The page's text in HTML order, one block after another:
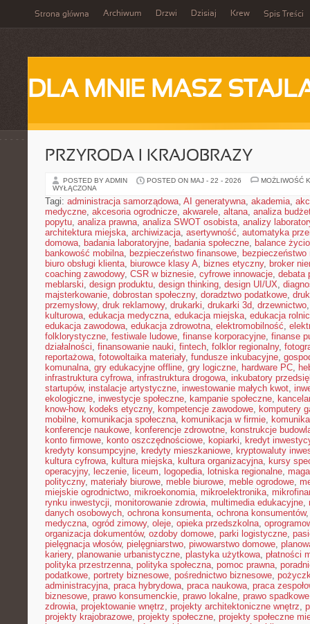
Strona główna Archiwum Drzwi Dzisiaj Krew Spis Treści
DLA MNIE MASZ
PRZYRODA I KRAJOBRAZY
POSTED BY ADMIN POSTED ON MAJ - 22 - 2026
MOŻLIWOŚĆ
WYŁĄCZONA
Tagi: administracja samorządowa, AI generatywna, akademia,
medyczne, akcesoria ogrodnicze, akwarele, altana, analiza
popytu, analiza prawna, analiza SWOT osobista, analizy
architektura miejska, archiwizacja, asertywność, automatyka
domowa, badania laboratoryjne, badania społeczne, balance
bankowość mobilna, bezpieczeństwo finansowe, bezpieczeństwo
biuro obsługi klienta, biurowce klasy A, biznes etyczny, broker
coaching zawodowy, CSR w biznesie, cyfrowe innowacje, debata
meblarski, design produktu, design thinking, design UI/UX,
majsterkowanie, dobrostan społeczny, doradztwo podatkowe,
przemysłowy, druk reklamowy, drukarki, drukarki 3d, drzewnictwo
kulturowa, edukacja medyczna, edukacja miejska, edukacja
edukacja zawodowa, edukacja zdrowotna, elektromobilność,
folklorystyczne, festiwale ludowe, finanse korporacyjne, finanse
działalności, finansowanie nauki, fintech, folklor regionalny,
reportażowa, fotowoltaika materiały, fundusze inkubacyjne,
komunalna, gry edukacyjne offline, gry logiczne, hardware PC,
infrastruktura cyfrowa, infrastruktura drogowa, inkubatory
startupów, instalacje artystyczne, inwestowanie małych kwot,
ekologiczne, inwestycje społeczne, kampanie społeczne,
know-how, kodeks etyczny, kompetencje zawodowe, komputery
mobilne, komunikacja społeczna, komunikacja w firmie,
konferencje naukowe, konferencje zdrowotne, konstrukcje
konto firmowe, konto oszczędnościowe, kopiarki, kredyt
kredyty konsumpcyjne, kredyty mieszkaniowe, kryptowaluty
kultura cyfrowa, kultura miejska, kultura organizacyjna, kursy
operacyjny, leczenie, liceum, logopedia, lotniska regionalne,
polityczny, materiały biurowe, meble biurowe, meble ogrodowe,
miejskie ogrodnictwo, mikroekonomia, mikroelektronika,
rynku inwestycji, monitorowanie zdrowia, multimedia edukacyjne,
danych osobowych, ochrona konsumenta, ochrona konsumentów
medyczna, ogród zimowy, oleje, opieka przedszkolna,
organizacja dokumentów, ozdoby domowe, parki logistyczne,
pielęgnacja włosów, pielęgniarstwo, piwowarstwo domowe,
kariery, planowanie urbanistyczne, plastyka użytkowa, płatności
polityka przestrzenna, polityka społeczna, pomoc prawna,
podatkowe, portrety biznesowe, pośrednictwo biznesowe,
administracyjna, praca hybrydowa, praca naukowa, praca
biznesowe, prawo konsumenckie, prawo lokalne, prawo spadkowe
zdrowia, projektowanie wnętrz, projekty architektoniczne wnętrz,
projekty krajobrazowe, projekty społeczne, projekty społeczne